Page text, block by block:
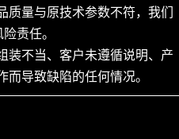
质量与原技术参数不符，我们
责任。
装不当、客户未遵循说明、产
而导致缺陷的任何情况。